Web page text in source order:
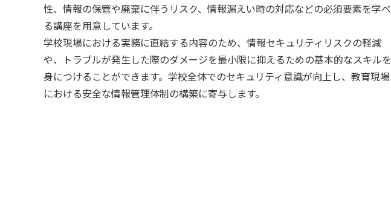
性、情報の保管や廃棄に伴うリスク、情報漏えい時の対応などの必須要素を学べ
る講座を用意しています。
学校現場における実務に直結する内容のため、情報セキュリティリスクの軽減
や、トラブルが発生した際のダメージを最小限に抑えるための基本的なスキルを
身につけることができます。学校全体でのセキュリティ意識が向上し、教育現場
における安全な情報管理体制の構築に寄与します。